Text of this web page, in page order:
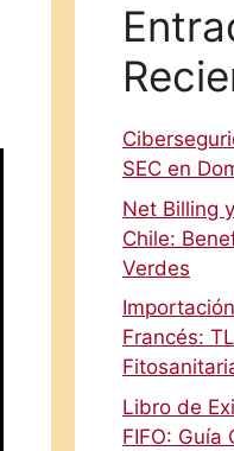
SEC en
Net Billing
Chile:
Verdes
Francés:
Libro de
FIFO: Guía